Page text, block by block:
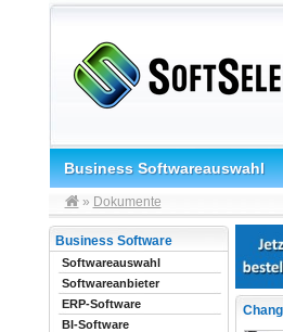
Business Softwareauswahl
» Dokumente
Business Software
Softwareauswahl
Softwareanbieter
ERP-Software
BI-Software